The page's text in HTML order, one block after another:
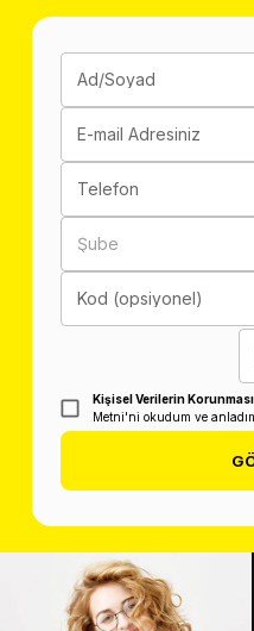
Ad/Soyad
E-mail Adresiniz
Telefon
Şube
Kod (opsiyonel)
Kişisel Verilerin Korunması
Metni'ni okudum ve